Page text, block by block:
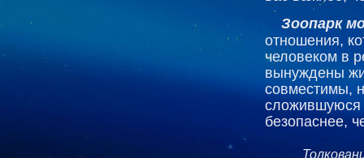
Зоопарк
отношения,
человеком в
вынуждены
совместимы,
сложившуюся
безопаснее,